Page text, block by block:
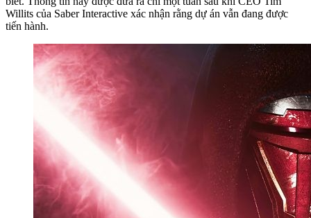
Willits của Saber Interactive xác nhận rằng dự án vẫn đang được
tiến hành.